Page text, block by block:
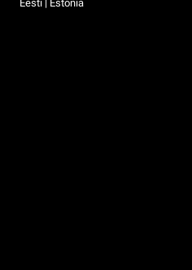
Eesti | Estonia